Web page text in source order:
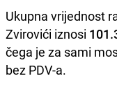
Ukupna vrijednost
Zvirovići iznosi
čega je za sami
bez PDV-a.